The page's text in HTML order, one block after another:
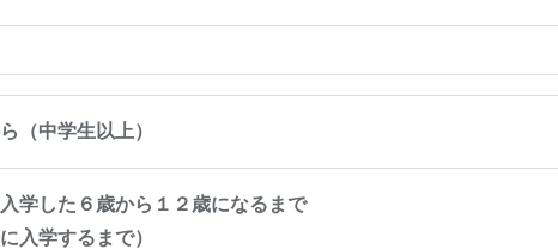
（中学生以上）
学した６歳から１２歳になるまで
入学するまで）